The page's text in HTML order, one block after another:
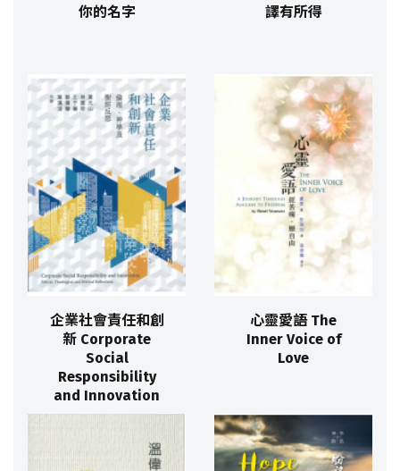
你的名字 譯有所得
企業社會責任和創
新 Corporate
Social
Responsibility
and Innovation
心靈愛語 The
Inner Voice of
Love